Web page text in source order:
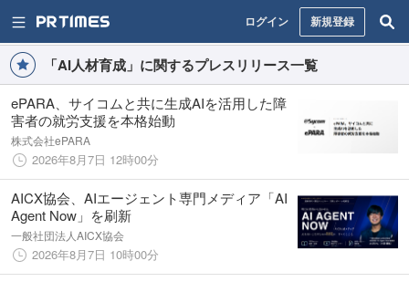
ログイン 新規登録
「AI人材育成」に関するプレスリリース一覧
ePARA、サイコムと共に生成AIを活用した障
害者の就労支援を本格始動
株式会社ePARA
2026年8月7日 12時00分
AICX協会、AIエージェント専門メディア「AI
Agent Now」を刷新
一般社団法人AICX協会
2026年8月7日 10時00分